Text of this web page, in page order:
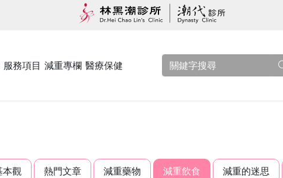
服務項目 減重專欄 醫療保健
本觀 熱門文章 減重藥物 減重飲食 減重的迷思